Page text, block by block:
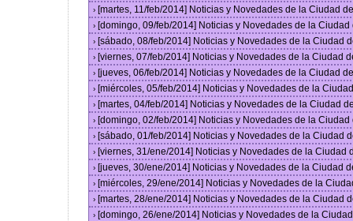
› [martes, 11/feb/2014] Noticias y Novedades de la Ciudad
› [domingo, 09/feb/2014] Noticias y Novedades de la
› [sábado, 08/feb/2014] Noticias y Novedades de la Ciudad
› [viernes, 07/feb/2014] Noticias y Novedades de la Ciudad
› [jueves, 06/feb/2014] Noticias y Novedades de la Ciudad
› [miércoles, 05/feb/2014] Noticias y Novedades de la
› [martes, 04/feb/2014] Noticias y Novedades de la Ciudad
› [domingo, 02/feb/2014] Noticias y Novedades de la
› [sábado, 01/feb/2014] Noticias y Novedades de la Ciudad
› [viernes, 31/ene/2014] Noticias y Novedades de la Ciudad
› [jueves, 30/ene/2014] Noticias y Novedades de la Ciudad
› [miércoles, 29/ene/2014] Noticias y Novedades de la
› [martes, 28/ene/2014] Noticias y Novedades de la Ciudad
› [domingo, 26/ene/2014] Noticias y Novedades de la